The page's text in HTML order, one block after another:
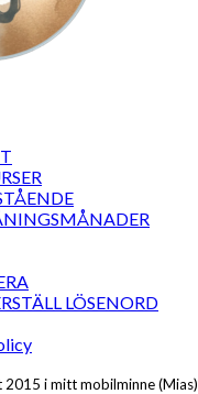
LÖSENORD
2015 i mitt mobilminne (Mias)